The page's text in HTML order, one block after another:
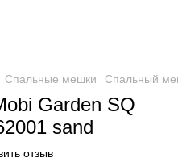
Спальные мешки Спальный
Garden SQ
sand
отзыв